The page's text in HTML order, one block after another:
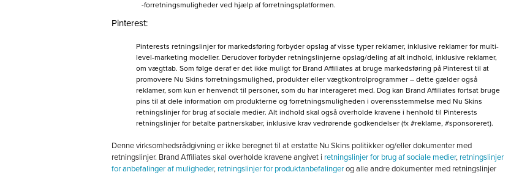
-forretningsmuligheder ved hjælp af forretningsplatformen.
Pinterest:
Pinterests retningslinjer for markedsføring forbyder opslag af visse typer reklamer, inklusive reklamer for multi-
level-marketing modeller. Derudover forbyder retningslinjerne opslag/deling af alt indhold, inklusive reklamer,
om vægttab. Som følge deraf er det ikke muligt for Brand Affiliates at bruge markedsføring på Pinterest til at
promovere Nu Skins forretningsmulighed, produkter eller vægtkontrolprogrammer – dette gælder også
reklamer, som kun er henvendt til personer, som du har interageret med. Dog kan Brand Affiliates fortsat bruge
pins til at dele information om produkterne og forretningsmuligheden i overensstemmelse med Nu Skins
retningslinjer for brug af sociale medier. Alt indhold skal også overholde kravene i henhold til Pinterests
retningslinjer for betalte partnerskaber, inklusive krav vedrørende godkendelser (fx #reklame, #sponsoreret).
Denne virksomhedsrådgivning er ikke beregnet til at erstatte Nu Skins politikker og/eller dokumenter med
retningslinjer. Brand Affiliates skal overholde kravene angivet i retningslinjer for brug af sociale medier, retningslinjer
for anbefalinger af muligheder, retningslinjer for produktanbefalingerog alle andre dokumenter med retningslinjer